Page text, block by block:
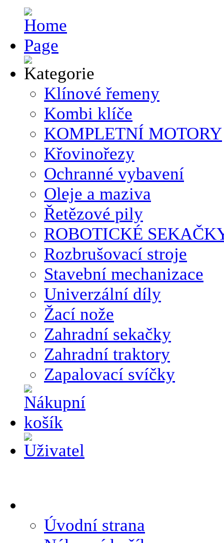
Klínové řemeny
Kombi klíče
KOMPLETNÍ MOTORY
Křovinořezy
Ochranné vybavení
Oleje a maziva
Řetězové pily
ROBOTICKÉ
Rozbrušovací stroje
Stavební mechanizace
Univerzální díly
Žací nože
Zahradní sekačky
Zahradní traktory
Zapalovací svíčky
Úvodní strana